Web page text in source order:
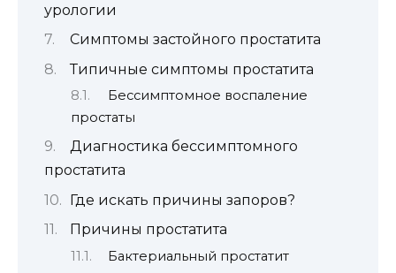
урологии
Симптомы застойного простатита
Типичные симптомы простатита
Бессимптомное воспаление
простаты
Диагностика бессимптомного
простатита
Где искать причины запоров?
Причины простатита
Бактериальный простатит